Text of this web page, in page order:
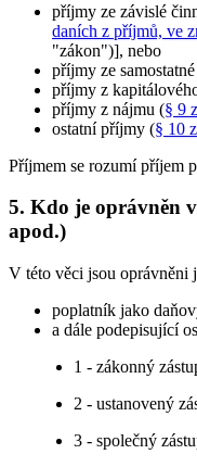
příjmy ze závislé
daních z příjmů, ve
"zákon")], nebo
příjmy ze
příjmy z
příjmy z nájmu (§ 9
ostatní příjmy (§ 10
Příjmem se rozumí příjem
5. Kdo je oprávněn
apod.)
V této věci jsou oprávněni
poplatník jako
a dále podepisující
1 - zákonný
2 - ustanovený
3 - společný